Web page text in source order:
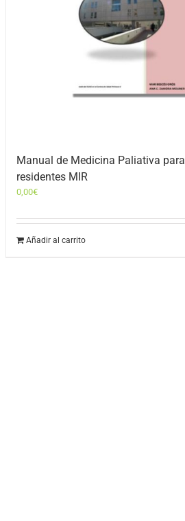
Manual de Medicina Paliativa para
residentes MIR
0,00€
Añadir al carrito